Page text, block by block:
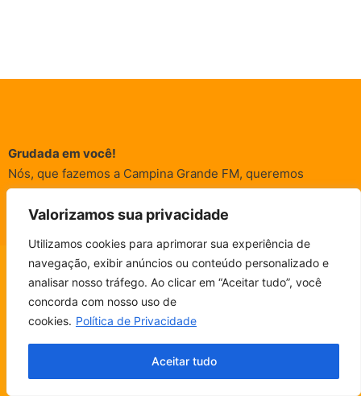
Valorizamos sua privacidade
Utilizamos cookies para aprimorar sua experiência de
navegação, exibir anúncios ou conteúdo personalizado e
analisar nosso tráfego. Ao clicar em “Aceitar tudo”, você
concorda com nosso uso de
cookies. Política de Privacidade
Aceitar tudo
CAMPINA FM - AO VIVO
Grudada em você!
Nós, que fazemos a Campina Grande FM, queremos
agradecer a cada um dos ouvintes e internautas que nos
acompanham sempre. É para vocês que a Rádio existe e por
promocionais e de conscientização) são realizadas.
© Campina FM 1978 – 2026.Termos de Uso
Privacidade
Fala, ouvinte!